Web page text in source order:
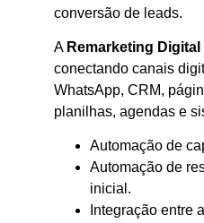
conversão de leads.
A Remarketing Digital
conectando canais
WhatsApp, CRM,
planilhas, agendas e
Automação de
Automação de
inicial.
Integração entre